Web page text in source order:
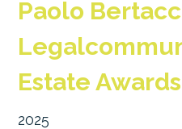
Paolo
Estate
2025